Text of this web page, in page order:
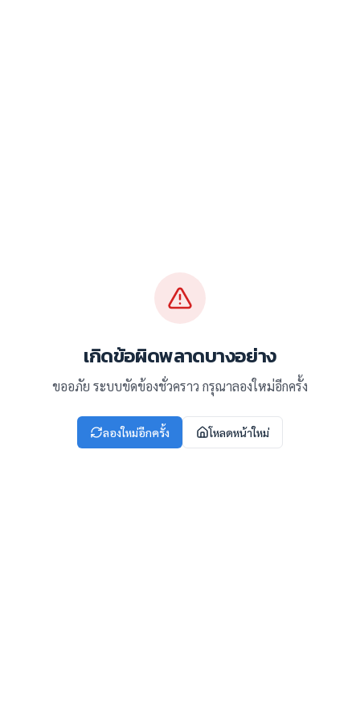
เกิดข้อผิดพลาดบางอย่าง
ขออภัย ระบบขัดข้องชั่วคราว กรุณาลองใหม่อีกครั้ง
ลองใหม่อีกครั้ง โหลดหน้าใหม่